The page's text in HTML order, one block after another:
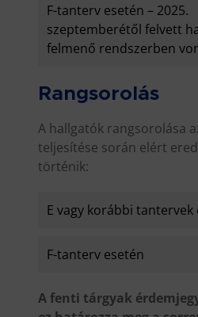
F-tanterv esetén – 2025.
szeptemberétől felvett
felmenő rendszerben
Rangsorolás
A hallgatók rangsorolása
teljesítése során elért
történik:
E vagy korábbi tantervek
F-tanterv esetén
A fenti tárgyak